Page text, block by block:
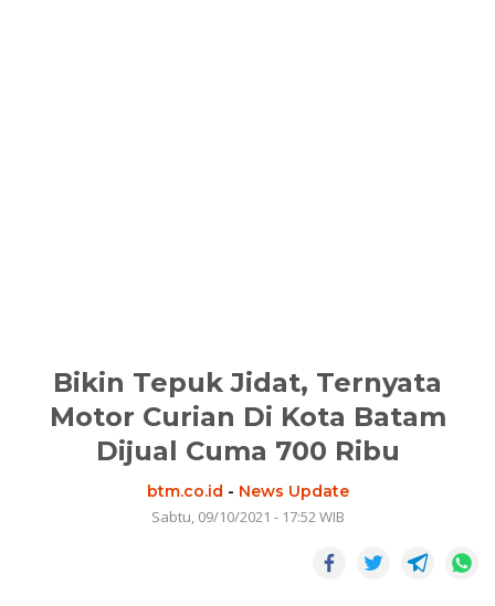
Bikin Tepuk Jidat, Ternyata
Motor Curian Di Kota Batam
Dijual Cuma 700 Ribu
btm.co.id - News Update
Sabtu, 09/10/2021 - 17:52 WIB